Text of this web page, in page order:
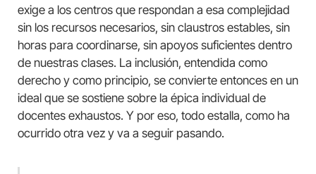
exige a los centros que respondan a esa complejidad
sin los recursos necesarios, sin claustros estables, sin
horas para coordinarse, sin apoyos suficientes dentro
de nuestras clases. La inclusión, entendida como
derecho y como principio, se convierte entonces en un
ideal que se sostiene sobre la épica individual de
docentes exhaustos. Y por eso, todo estalla, como ha
ocurrido otra vez y va a seguir pasando.